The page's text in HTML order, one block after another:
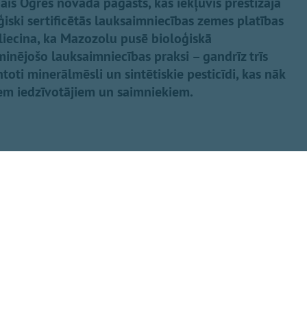
sertificētās lauksaimniecības zemes platības
ka Mazozolu pusē bioloģiskā
lauksaimniecības praksi – gandrīz trīs
minerālmēsli un sintētiskie pesticīdi, kas nāk
iedzīvotājiem un saimniekiem.